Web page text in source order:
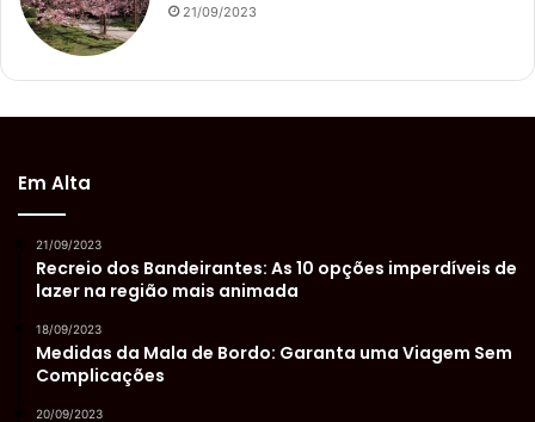
21/09/2023
Em Alta
21/09/2023
Recreio dos Bandeirantes: As 10 opções imperdíveis de
lazer na região mais animada
18/09/2023
Medidas da Mala de Bordo: Garanta uma Viagem Sem
Complicações
20/09/2023